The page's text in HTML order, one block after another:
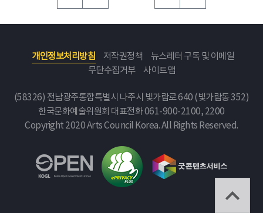
개인정보처리방침 저작권정책
뉴스레터 구독 및 이메일
무단수집거부
사이트맵
(58326) 전남광주통합특별시 나주시 빛가람로 640 (빛가람동 352)
한국문화예술위원회 대표전화 061-900-2100, 2200
Copyright 2020 Arts Council Korea. All Rights Reserved.